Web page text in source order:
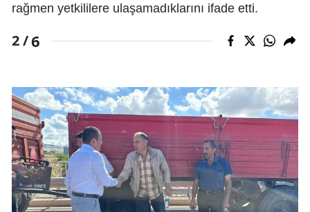
rağmen yetkililere ulaşamadıklarını ifade etti.
2 /6